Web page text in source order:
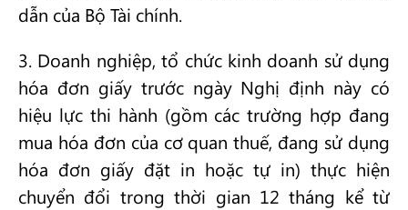
dẫn của Bộ Tài chính.
3. Doanh nghiệp, tổ chức kinh doanh sử dụng
hóa đơn giấy trước ngày Nghị định này có
hiệu lực thi hành (gồm các trường hợp đang
mua hóa đơn của cơ quan thuế, đang sử dụng
hóa đơn giấy đặt in hoặc tự in) thực hiện
chuyển đổi trong thời gian 12 tháng kể từ